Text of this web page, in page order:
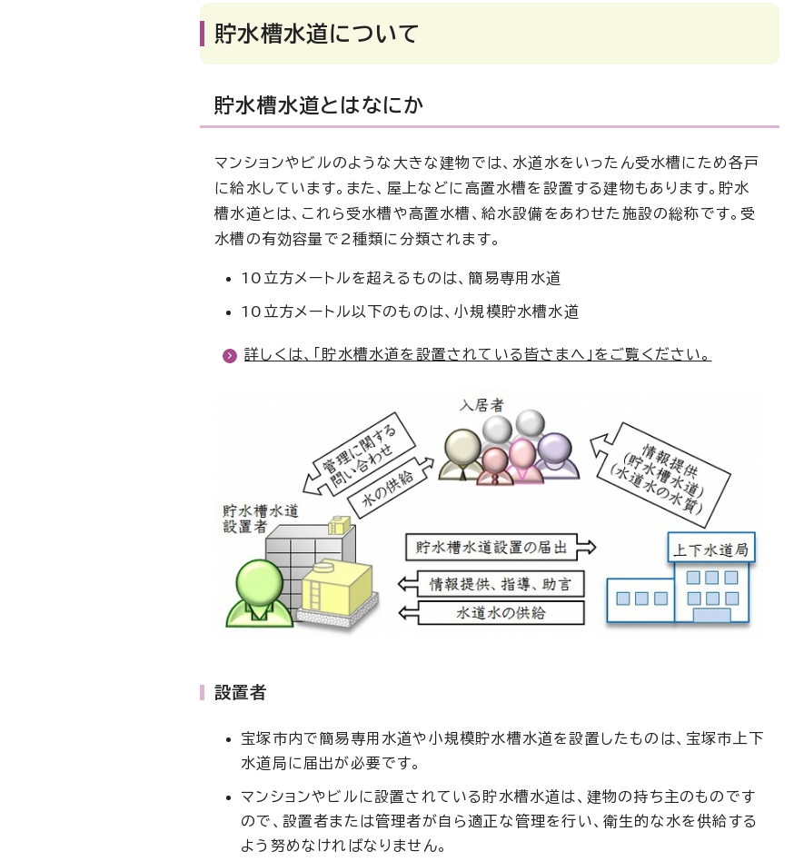
貯水槽水道について
貯水槽水道とはなにか
マンションやビルのような大きな建物では、水道水をいったん受水槽にため各戸
に給水しています。また、屋上などに高置水槽を設置する建物もあります。貯水
槽水道とは、これら受水槽や高置水槽、給水設備をあわせた施設の総称です。受
水槽の有効容量で2種類に分類されます。
10立方メートルを超えるものは、簡易専用水道
10立方メートル以下のものは、小規模貯水槽水道
詳しくは、「貯水槽水道を設置されている皆さまへ」をご覧ください。
設置者
宝塚市内で簡易専用水道や小規模貯水槽水道を設置したものは、宝塚市上下
水道局に届出が必要です。
マンションやビルに設置されている貯水槽水道は、建物の持ち主のものです
ので、設置者または管理者が自ら適正な管理を行い、衛生的な水を供給する
よう努めなければなりません。